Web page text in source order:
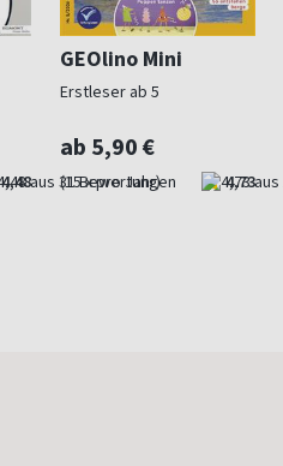
4,48
GEOlino Mini
Erstleser ab 5
ab 5,90 €
(15 x pro Jahr) 4,73